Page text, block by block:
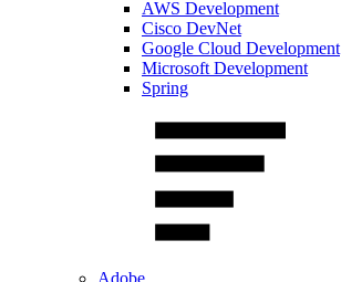
AWS Development
Cisco DevNet
Google Cloud Development
Microsoft Development
Spring
Adobe